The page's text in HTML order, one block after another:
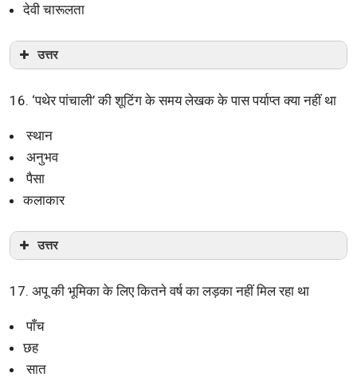
देवी चारूलता
उत्तर
16. ‘पथेर पांचाली’ की शूटिंग के समय लेखक के पास पर्याप्त क्या नहीं था
स्थान
अनुभव
पैसा
कलाकार
उत्तर
17. अपू की भूमिका के लिए कितने वर्ष का लड़का नहीं मिल रहा था
पाँच
छह
सात